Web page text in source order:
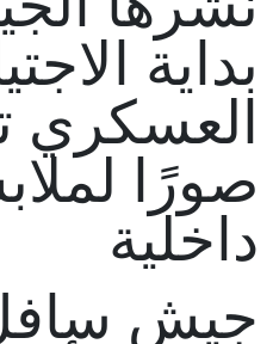
بداية
العسكري
صورًا
داخلية
جيش